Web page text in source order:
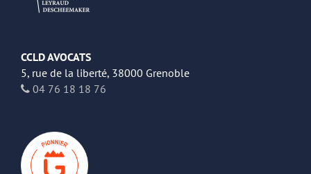
CCLD AVOCATS
5, rue de la liberté, 38000 Grenoble
04 76 18 18 76